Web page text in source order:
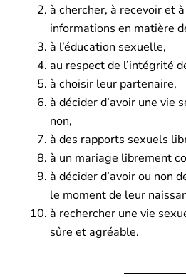
à chercher, à recevoir et
informations en matière
à l’éducation sexuelle,
au respect de l’intégrité
à choisir leur partenaire,
à décider d’avoir une vie
non,
à des rapports sexuels
à un mariage librement
à décider d’avoir ou non
le moment de leur
à rechercher une vie
sûre et agréable.